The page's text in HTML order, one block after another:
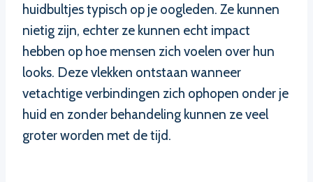
huidbultjes typisch op je oogleden. Ze kunnen
nietig zijn, echter ze kunnen echt impact
hebben op hoe mensen zich voelen over hun
looks. Deze vlekken ontstaan wanneer
vetachtige verbindingen zich ophopen onder je
huid en zonder behandeling kunnen ze veel
groter worden met de tijd.